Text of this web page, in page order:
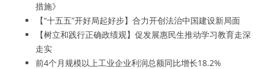
措施》
【“十五五”开好局起好步】合力开创法治中国建设新局面
【树立和践行正确政绩观】促发展惠民生推动学习教育走深
走实
前4个月规模以上工业企业利润总额同比增长18.2%